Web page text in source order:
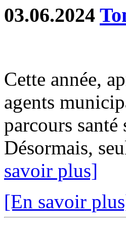
03.06.2024
Cette année,
agents
parcours
Désormais,
savoir plus]
[En savoir